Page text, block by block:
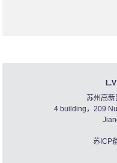
苏州高
4 building，209
苏ICP